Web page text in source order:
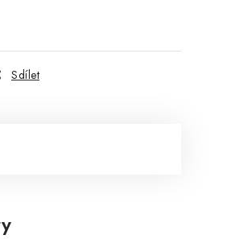
Sdílet